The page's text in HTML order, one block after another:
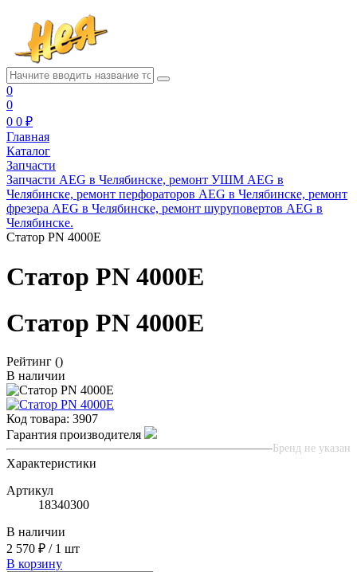
0
0
0 0 ₽
Главная
Каталог
Запчасти
Запчасти AEG в Челябинске, ремонт УШМ AEG в
Челябинске, ремонт перфораторов AEG в Челябинске, ремонт
фрезера AEG в Челябинске, ремонт шуруповертов AEG в
Челябинске.
Статор PN 4000E
Статор PN 4000E
Статор PN 4000E
Рейтинг ()
В наличии
Код товара: 3907
Гарантия производителя
Бренд не указан
Характеристики
Артикул
18340300
В наличии
2 570 ₽ / 1 шт
В корзину